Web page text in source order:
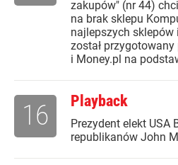
zakupów" (nr 44)
na brak sklepu
najlepszych sklepów
został przygotowany
i Money.pl na
Playback
Prezydent elekt USA
republikanów John
16